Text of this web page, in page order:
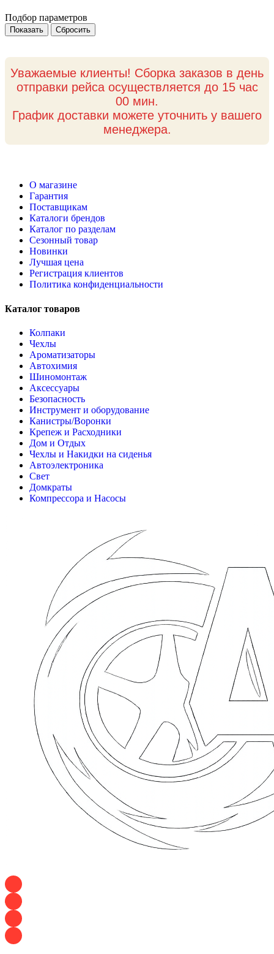
Подбор параметров
Уважаемые клиенты! Сборка заказов в день
отправки рейса осуществляется до 15 час
00 мин.
График доставки можете уточнить у вашего
менеджера.
О магазине
Гарантия
Поставщикам
Каталоги брендов
Каталог по разделам
Сезонный товар
Новинки
Лучшая цена
Регистрация клиентов
Политика конфиденциальности
Каталог товаров
Колпаки
Чехлы
Ароматизаторы
Автохимия
Шиномонтаж
Аксессуары
Безопасность
Инструмент и оборудование
Канистры/Воронки
Крепеж и Расходники
Дом и Отдых
Чехлы и Накидки на сиденья
Автоэлектроника
Свет
Домкраты
Компрессора и Насосы